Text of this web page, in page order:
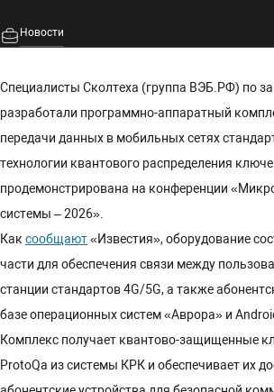
Новости
Специалисты Сколтеха (группа ВЭБ.РФ) по
разработали программно-аппаратный
передачи данных в мобильных сетях
технологии квантового распределения
продемонстрирована на конференции
системы – 2026».
Как сообщают«Известия», оборудование
части для обеспечения связи между
станции стандартов 4G/5G, а также
базе операционных систем «Аврора» и
Комплекс получает квантово-защищенные
ProtoQa из системы КРК и обеспечивает их